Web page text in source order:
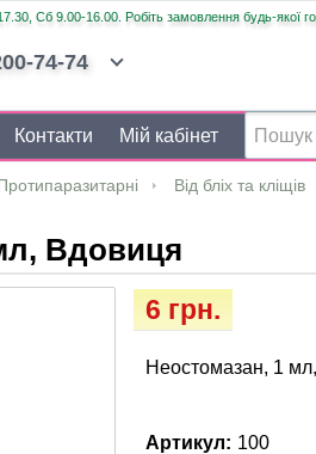
Сб 9.00-16.00. Робіть замовлення будь-якої
74-74
Контакти Мій кабінет
Від бліх та кліщів
Вдовиця
6 грн.
Неостомазан, 1
Артикул: 100